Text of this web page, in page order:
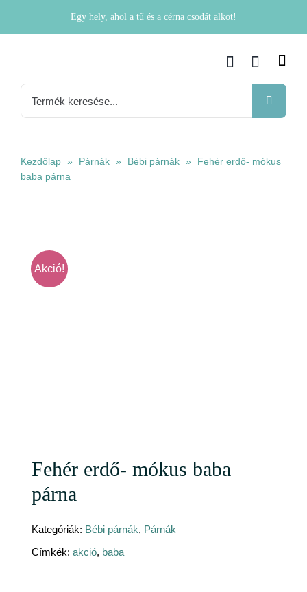
Egy hely, ahol a tű és a cérna csodát alkot!
Kezdőlap » Párnák » Bébi párnák »
Fehér erdő- mókus
baba párna
Akció!
Fehér erdő- mókus baba
párna
Kategóriák: Bébi párnák, Párnák
Címkék: akció, baba